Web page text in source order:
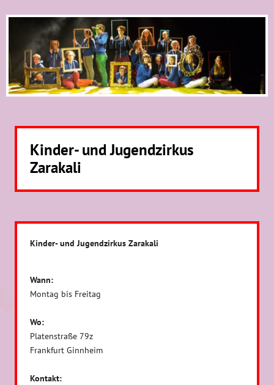
Kinder- und Jugendzirkus
Zarakali
Kinder- und Jugendzirkus Zarakali
Wann:
Montag bis Freitag
Wo:
Platenstraße 79z
Frankfurt Ginnheim
Kontakt: